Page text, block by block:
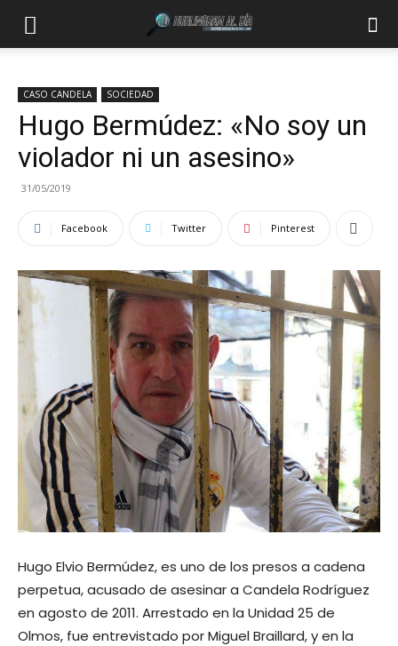
CASO CANDELA SOCIEDAD
Hugo Bermúdez: «No soy un
violador ni un asesino»
31/05/2019
Facebook Twitter Pinterest
Hugo Elvio Bermúdez, es uno de los presos a cadena
perpetua, acusado de asesinar a Candela Rodríguez
en agosto de 2011. Arrestado en la Unidad 25 de
Olmos, fue entrevistado por Miguel Braillard, y en la